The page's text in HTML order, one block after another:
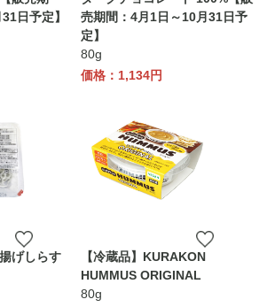
日予定】
売期間：4月1日～10月31日予
定】
80g
価格：1,134円
げしらす
【冷蔵品】KURAKON
HUMMUS ORIGINAL
80g